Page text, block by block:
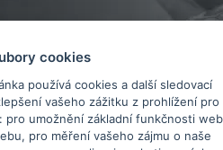
cookies
používá cookies a další sledovací
vašeho zážitku z prohlížení pro
pro umožnění základní funkčnosti
, pro měření vašeho zájmu o naše
218 685
DOTAZ